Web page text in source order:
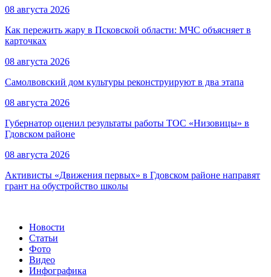
08 августа 2026
Как пережить жару в Псковской области: МЧС объясняет в
карточках
08 августа 2026
Самолвовский дом культуры реконструируют в два этапа
08 августа 2026
Губернатор оценил результаты работы ТОС «Низовицы» в
Гдовском районе
08 августа 2026
Активисты «Движения первых» в Гдовском районе направят
грант на обустройство школы
Новости
Статьи
Фото
Видео
Инфографика